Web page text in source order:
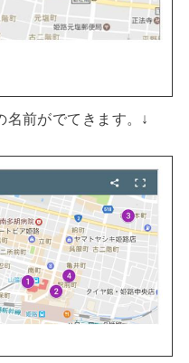
名前がでてきます。↓